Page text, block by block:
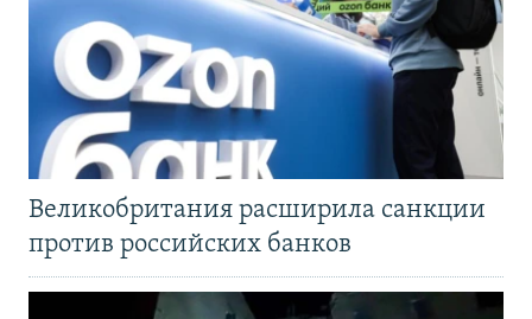
Великобритания расширила санкции
против российских банков